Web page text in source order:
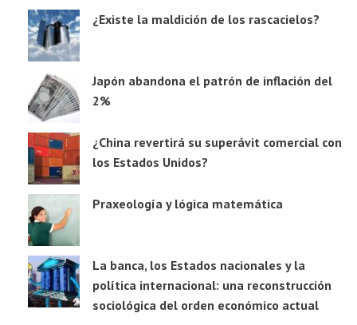
¿Existe la maldición de los rascacielos?
Japón abandona el patrón de inflación del
2%
¿China revertirá su superávit comercial con
los Estados Unidos?
Praxeología y lógica matemática
La banca, los Estados nacionales y la
política internacional: una reconstrucción
sociológica del orden económico actual